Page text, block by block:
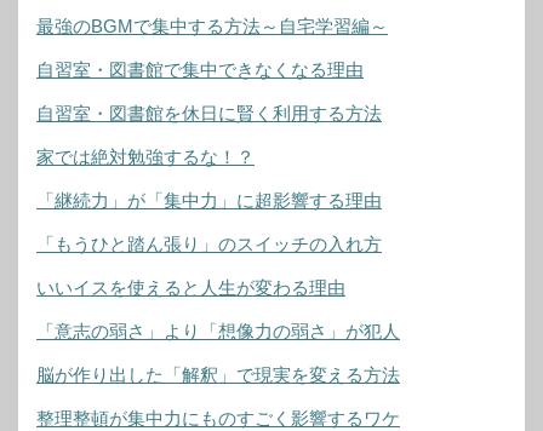
最強のBGMで集中する方法～自宅学習編～
自習室・図書館で集中できなくなる理由
自習室・図書館を休日に賢く利用する方法
家では絶対勉強するな！？
「継続力」が「集中力」に超影響する理由
「もうひと踏ん張り」のスイッチの入れ方
いいイスを使えると人生が変わる理由
「意志の弱さ」より「想像力の弱さ」が犯人
脳が作り出した「解釈」で現実を変える方法
整理整頓が集中力にものすごく影響するワケ